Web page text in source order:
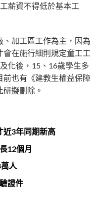
薪資不得低於基本工
加工區工作為主，因為
在施行細則規定童工工
化後，15、16歲學生多
也有《建教生權益保障
擬刪除。
近3年同期新高
12個月
人
證件